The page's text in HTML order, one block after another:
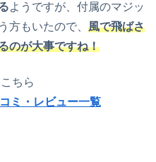
ようですが、付属のマジッ
方もいたので、 風で飛ばさ
のが大事ですね！
ちら
ミ・レビュー一覧